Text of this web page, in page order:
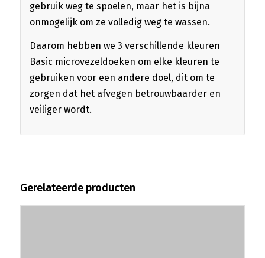
gebruik weg te spoelen, maar het is bijna
onmogelijk om ze volledig weg te wassen.
Daarom hebben we 3 verschillende kleuren
Basic microvezeldoeken om elke kleuren te
gebruiken voor een andere doel, dit om te
zorgen dat het afvegen betrouwbaarder en
veiliger wordt.
Gerelateerde producten